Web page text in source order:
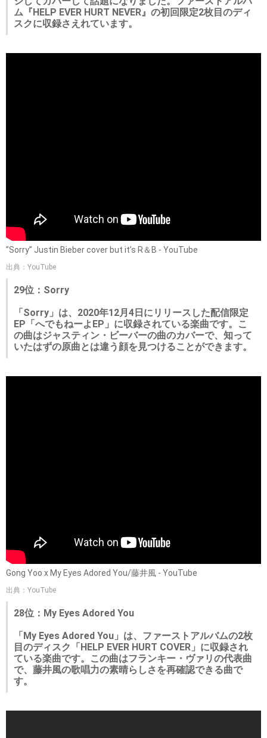
ム『HELP EVER HURT NEVER』の初回限定2枚目のディ
スクに収録さえれています。
”Sorry” Justin Bieber cover but it’s R＆B - YouTube
出典：YouTube
29位：Sorry
「Sorry」は、2020年12月4日にリリースした配信限定
EP「へでもねーよEP」に収録されている楽曲です。こ
の曲はジャスティン・ビーバーの曲のカバーで、知って
いたはずの原曲とは違う顔を見つけることができます。
Gong Yoo x My Eyes Adored You/藤井風 - YouTube
出典：YouTube
28位：My Eyes Adored You
「My Eyes Adored You」は、ファーストアルバムの2枚
目のディスク「HELP EVER HURT COVER」に収録され
ている楽曲です。この曲はフランキー・ヴァリの代表曲
で、藤井風の歌唱力の素晴らしさを再確認できる曲で
す。